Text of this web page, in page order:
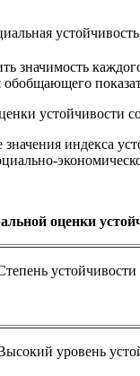
значимость
устойчивости
значения индекса
оценки
уровень